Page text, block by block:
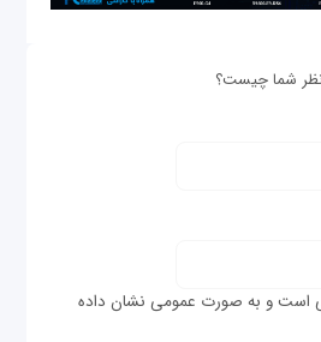
شما چیست؟
است و به صورت عمومی نشان داده